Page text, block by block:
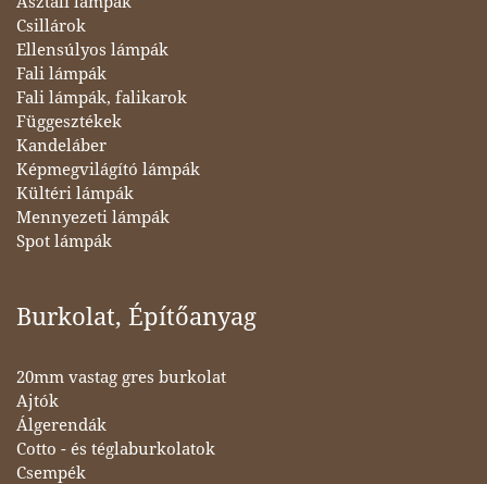
Csillárok
Ellensúlyos lámpák
Fali lámpák
Fali lámpák, falikarok
Függesztékek
Kandeláber
Képmegvilágító lámpák
Kültéri lámpák
Mennyezeti lámpák
Spot lámpák
Burkolat, Építőanyag
20mm vastag gres burkolat
Ajtók
Álgerendák
Cotto - és téglaburkolatok
Csempék